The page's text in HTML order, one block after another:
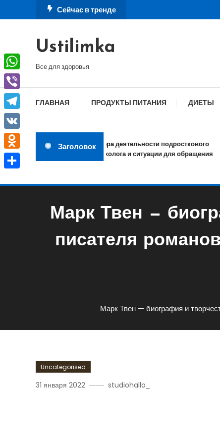
к
Сейчас в тренде
Ustilimka
Все для здоровья
ГЛАВНАЯ ПРОДУКТЫ ПИТАНИЯ ДИЕТЫ
ЗаголовокСфера деятельности подросткового
психолога и ситуации для обращения
Марк Твен —
писателя
Марк Твен — биография и
Uncategorised
31 января 2022 studiohallo_
WhatsApp
Viber
Telegram
VK
Odnoklassniki